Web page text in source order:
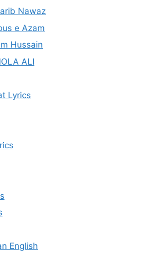
Nawaz
e Azam
Hussain
ALI
Lyrics
English